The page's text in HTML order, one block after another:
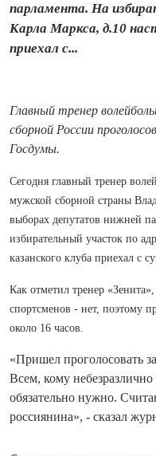
парламента. На
Карла Маркса, д.10
приехал с...
Главный тренер
сборной России
Госдумы.
Сегодня главный тренер
мужской сборной страны
выборах депутатов нижней
избирательный участок по
казанского клуба приехал с
Как отметил тренер
спортсменов - нет, поэтому
около 16 часов.
«Пришел проголосовать
Всем, кому
обязательно нужно.
россиянина», - сказал